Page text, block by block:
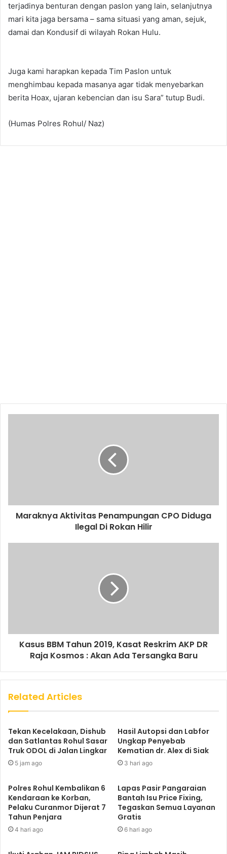
terjadinya benturan dengan paslon yang lain, selanjutnya
mari kita jaga bersama – sama situasi yang aman, sejuk,
damai dan Kondusif di wilayah Rokan Hulu.
Juga kami harapkan kepada Tim Paslon untuk
menghimbau kepada masanya agar tidak menyebarkan
berita Hoax, ujaran kebencian dan isu Sara” tutup Budi.
(Humas Polres Rohul/ Naz)
Maraknya Aktivitas Penampungan CPO Diduga
Ilegal Di Rokan Hilir
Kasus BBM Tahun 2019, Kasat Reskrim AKP DR
Raja Kosmos : Akan Ada Tersangka Baru
Related Articles
Tekan Kecelakaan, Dishub
dan Satlantas Rohul Sasar
Truk ODOL di Jalan Lingkar
5 jam ago
Hasil Autopsi dan Labfor
Ungkap Penyebab
Kematian dr. Alex di Siak
3 hari ago
Polres Rohul Kembalikan 6
Kendaraan ke Korban,
Pelaku Curanmor Dijerat 7
Tahun Penjara
4 hari ago
Lapas Pasir Pangaraian
Bantah Isu Price Fixing,
Tegaskan Semua Layanan
Gratis
6 hari ago